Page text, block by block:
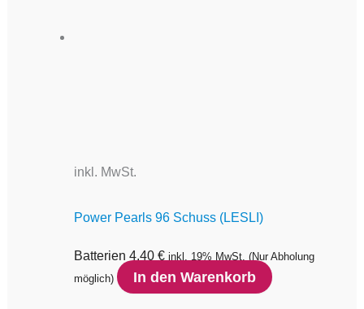
inkl. MwSt.
Power Pearls 96 Schuss (LESLI)
Batterien 4,40 € inkl. 19% MwSt. (Nur Abholung
möglich)
In den Warenkorb